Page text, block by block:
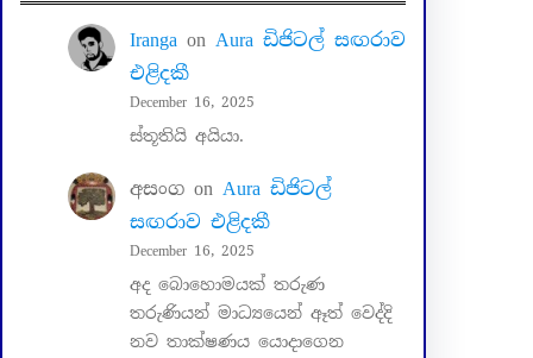
Iranga on Aura ඩිජිටල් සඟරාව
එළිදකී
December 16, 2025
ස්තූතියි අයියා.
අසංග on Aura ඩිජිටල්
සඟරාව එළිදකී
December 16, 2025
අද බොහොමයක් තරුණ
තරුණියන් මාධ්‍යයෙන් ඈත් වෙද්දි
නව තාක්ෂණය යොදාගෙන